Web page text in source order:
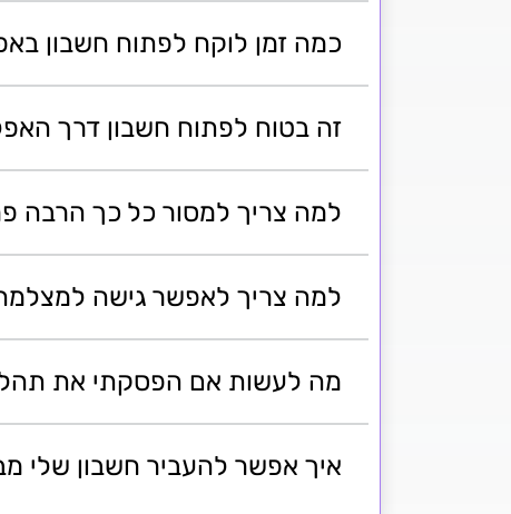
כמה זמן לוקח לפתוח חשבון
זה בטוח לפתוח חשבון דרך
למה צריך למסור כל כך הרבה
למה צריך לאפשר גישה
מה לעשות אם הפסקתי את
איך אפשר להעביר חשבון שלי